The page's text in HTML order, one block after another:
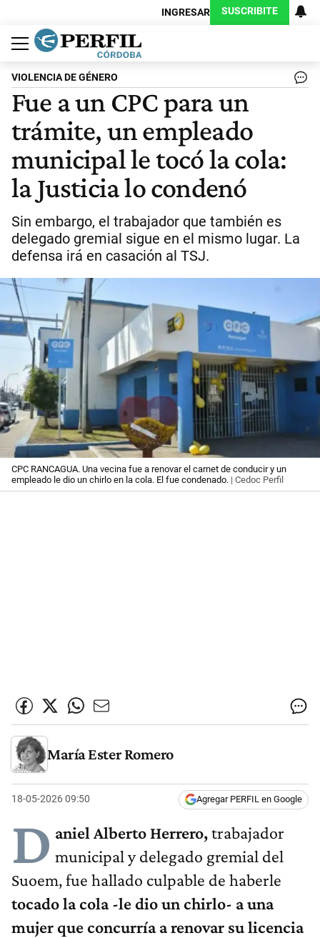
INGRESAR SUSCRIBITE
Política
Economía
Judiciales
Sociedad
Cultura
Espectáculos
Deportes
Protagonistas
VIOLENCIA DE GÉNERO
Fue a un CPC para un
trámite, un empleado
municipal le tocó la cola:
la Justicia lo condenó
Sin embargo, el trabajador que también es
delegado gremial sigue en el mismo lugar. La
defensa irá en casación al TSJ.
CPC RANCAGUA. Una vecina fue a renovar el carnet de conducir y un
empleado le dio un chirlo en la cola. El fue condenado. | Cedoc Perfil
María Ester Romero
18-05-2026 09:50 Agregar PERFIL en Google
D aniel Alberto Herrero,trabajador
municipal y delegado gremial del
Suoem, fue hallado culpable de haberle
tocado la cola -le dio un chirlo- a una
mujer que concurría a renovar su licencia